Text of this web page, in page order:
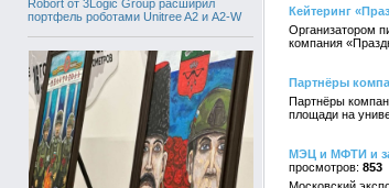
Robort от 3Logic Group расширил
портфель роботами Unitree A2 и A2-W
Кейтеринг
Организатором
компания
Партнёры
Партнёры
площади на
МЭЦ и МФТИ и
853